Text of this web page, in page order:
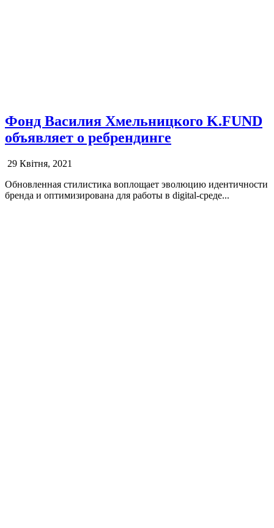
Фонд Василия Хмельницкого K.FUND
объявляет о ребрендинге
29 Квітня, 2021
Обновленная стилистика воплощает эволюцию идентичности
бренда и оптимизирована для работы в digital-среде...